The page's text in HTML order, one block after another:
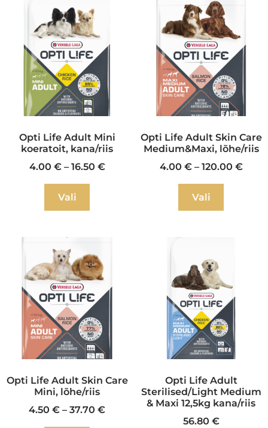
Opti Life Adult Mini
koeratoit, kana/riis
4.00 € – 16.50 €
Vali
Opti Life Adult Skin Care
Medium&Maxi, lõhe/riis
4.00 € – 120.00 €
Vali
Opti Life Adult Skin Care
Mini, lõhe/riis
4.50 € – 37.70 €
Opti Life Adult
Sterilised/Light Medium
& Maxi 12,5kg kana/riis
56.80 €